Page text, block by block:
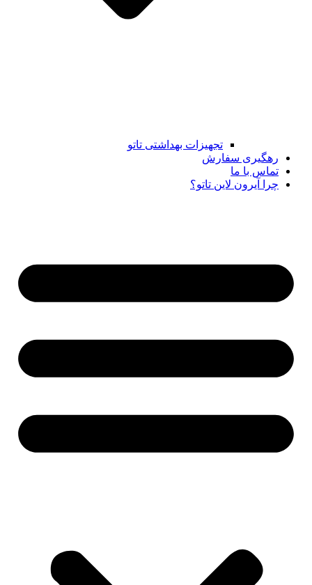
تجهیزات بهداشتی تاتو
رهگیری سفارش
تماس با ما
چرا آیرون لاین تاتو؟